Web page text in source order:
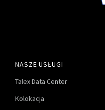
NASZE USŁUGI
Talex Data Center
Kolokacja